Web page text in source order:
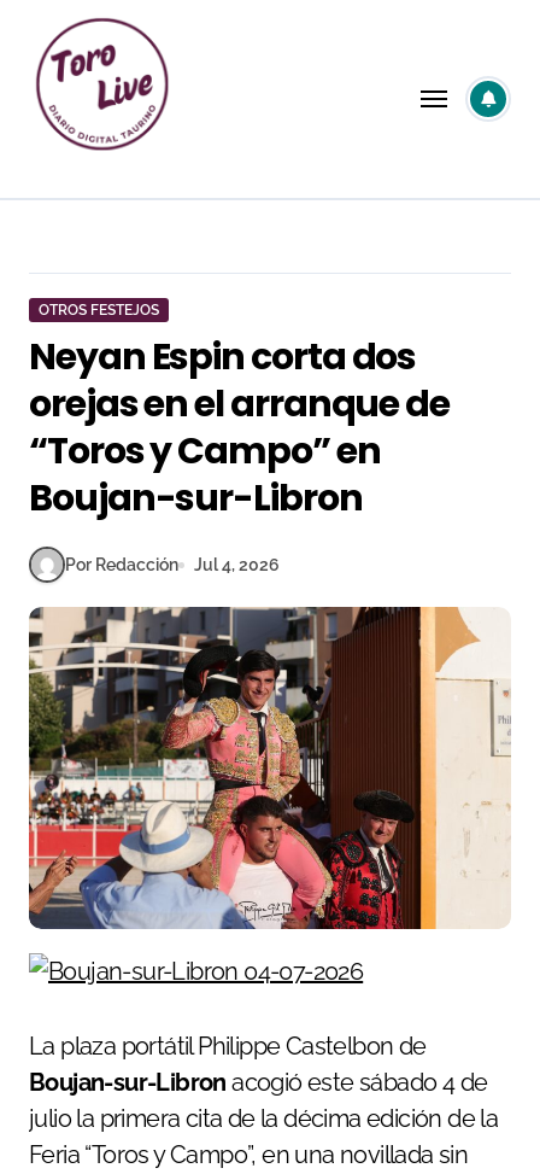
contenido
OTROS FESTEJOS
Neyan Espin corta dos
orejas en el arranque de
“Toros y Campo” en
Boujan-sur-Libron
Por Redacción Jul 4, 2026
La plaza portátil Philippe Castelbon de
Boujan-sur-Libron acogió este sábado 4 de
julio la primera cita de la décima edición de la
Feria “Toros y Campo”, en una novillada sin